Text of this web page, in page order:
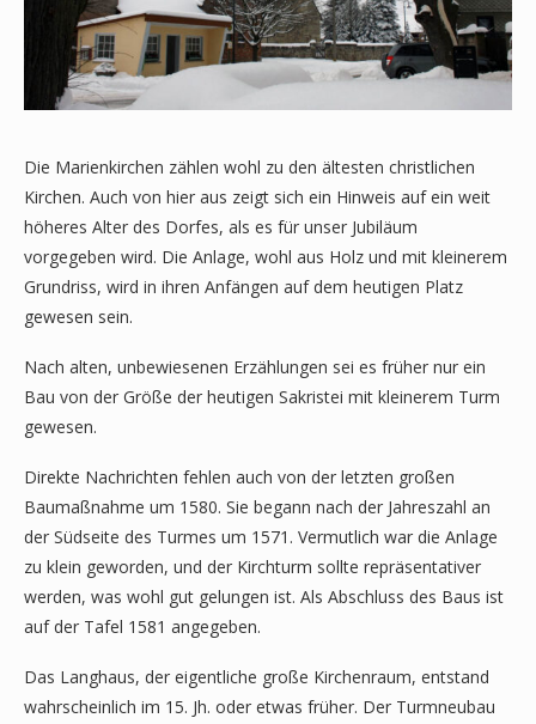
Die Marienkirchen zählen wohl zu den ältesten christlichen
Kirchen. Auch von hier aus zeigt sich ein Hinweis auf ein weit
höheres Alter des Dorfes, als es für unser Jubiläum
vorgegeben wird. Die Anlage, wohl aus Holz und mit kleinerem
Grundriss, wird in ihren Anfängen auf dem heutigen Platz
gewesen sein.
Nach alten, unbewiesenen Erzählungen sei es früher nur ein
Bau von der Größe der heutigen Sakristei mit kleinerem Turm
gewesen.
Direkte Nachrichten fehlen auch von der letzten großen
Baumaßnahme um 1580. Sie begann nach der Jahreszahl an
der Südseite des Turmes um 1571. Vermutlich war die Anlage
zu klein geworden, und der Kirchturm sollte repräsentativer
werden, was wohl gut gelungen ist. Als Abschluss des Baus ist
auf der Tafel 1581 angegeben.
Das Langhaus, der eigentliche große Kirchenraum, entstand
wahrscheinlich im 15. Jh. oder etwas früher. Der Turmneubau